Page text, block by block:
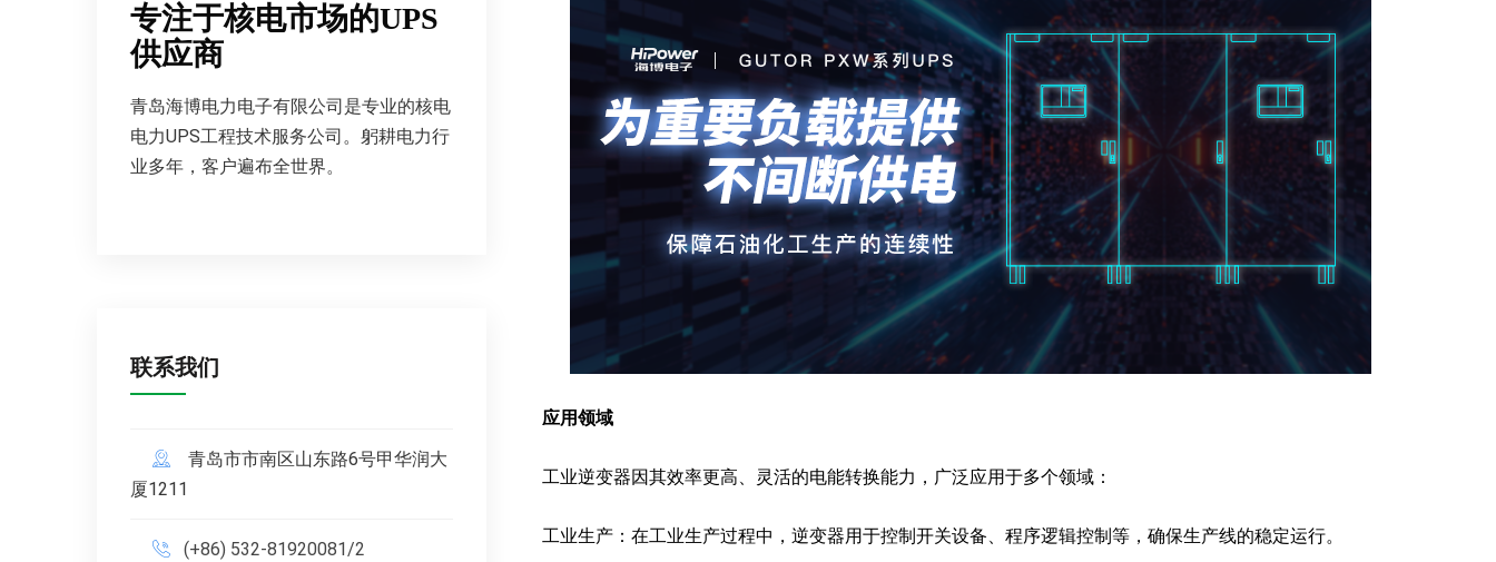
应用领域
工业逆变器因其效率更高、灵活的电能转换能力，广泛应用于多个领域：
工业生产：在工业生产过程中，逆变器用于控制开关设备、程序逻辑控制等，确保生产线的稳定运行。
专注于核电市场的UPS
供应商
青岛海博电力电子有限公司是专业的核电
电力UPS工程技术服务公司。躬耕电力行
业多年，客户遍布全世界。
联系我们
青岛市市南区山东路6号甲华润大
厦1211
(+86) 532-81920081/2